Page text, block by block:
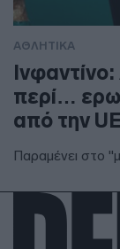
ΑΘΛΗΤΙΚΑ
περί…
από την
Παραμένει στο